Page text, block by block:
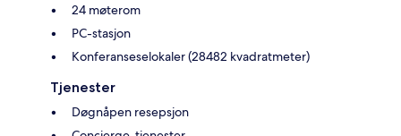
24 møterom
PC-stasjon
Konferanseselokaler (28482 kvadratmeter)
Tjenester
Døgnåpen resepsjon